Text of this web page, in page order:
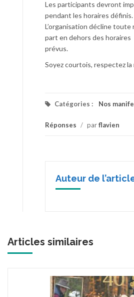
Les participants devront
pendant les horaires définis.
L’organisation décline
part en dehors des horaires
prévus.
Soyez courtois, respectez
Catégories : Nos
Réponses / parflavien
Auteur de
Articles similaires